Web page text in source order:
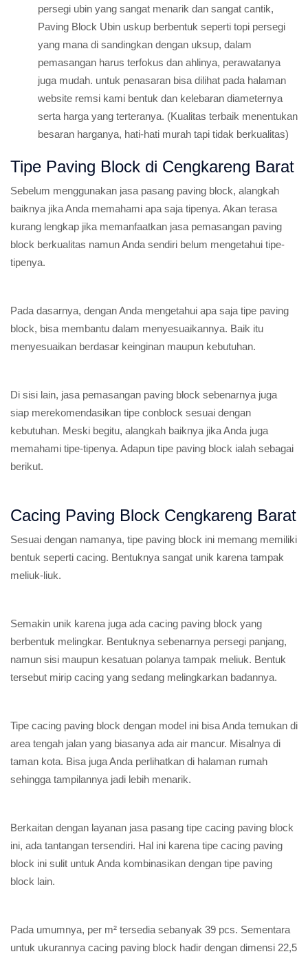
persegi ubin yang sangat menarik dan sangat cantik,
Paving Block Ubin uskup berbentuk seperti topi persegi
yang mana di sandingkan dengan uksup, dalam
pemasangan harus terfokus dan ahlinya, perawatanya
juga mudah. untuk penasaran bisa dilihat pada halaman
website remsi kami bentuk dan kelebaran diameternya
serta harga yang terteranya. (Kualitas terbaik menentukan
besaran harganya, hati-hati murah tapi tidak berkualitas)
Tipe Paving Block di Cengkareng Barat
Sebelum menggunakan jasa pasang paving block, alangkah
baiknya jika Anda memahami apa saja tipenya. Akan terasa
kurang lengkap jika memanfaatkan jasa pemasangan paving
block berkualitas namun Anda sendiri belum mengetahui tipe-
tipenya.
Pada dasarnya, dengan Anda mengetahui apa saja tipe paving
block, bisa membantu dalam menyesuaikannya. Baik itu
menyesuaikan berdasar keinginan maupun kebutuhan.
Di sisi lain, jasa pemasangan paving block sebenarnya juga
siap merekomendasikan tipe conblock sesuai dengan
kebutuhan. Meski begitu, alangkah baiknya jika Anda juga
memahami tipe-tipenya. Adapun tipe paving block ialah sebagai
berikut.
Cacing Paving Block Cengkareng Barat
Sesuai dengan namanya, tipe paving block ini memang memiliki
bentuk seperti cacing. Bentuknya sangat unik karena tampak
meliuk-liuk.
Semakin unik karena juga ada cacing paving block yang
berbentuk melingkar. Bentuknya sebenarnya persegi panjang,
namun sisi maupun kesatuan polanya tampak meliuk. Bentuk
tersebut mirip cacing yang sedang melingkarkan badannya.
Tipe cacing paving block dengan model ini bisa Anda temukan di
area tengah jalan yang biasanya ada air mancur. Misalnya di
taman kota. Bisa juga Anda perlihatkan di halaman rumah
sehingga tampilannya jadi lebih menarik.
Berkaitan dengan layanan jasa pasang tipe cacing paving block
ini, ada tantangan tersendiri. Hal ini karena tipe cacing paving
block ini sulit untuk Anda kombinasikan dengan tipe paving
block lain.
Pada umumnya, per m² tersedia sebanyak 39 pcs. Sementara
untuk ukurannya cacing paving block hadir dengan dimensi 22,5